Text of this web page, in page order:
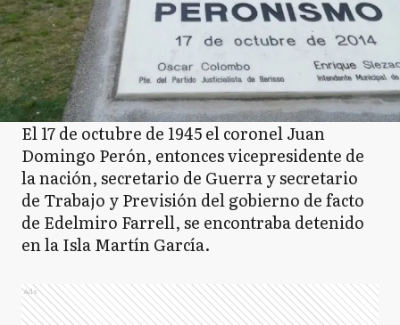
El 17 de octubre de 1945 el coronel Juan
Domingo Perón, entonces vicepresidente de
la nación, secretario de Guerra y secretario
de Trabajo y Previsión del gobierno de facto
de Edelmiro Farrell, se encontraba detenido
en la Isla Martín García.
Ads